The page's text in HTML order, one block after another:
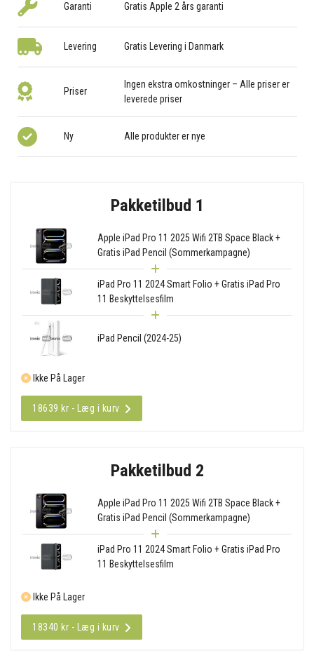
Garanti Gratis Apple 2 års garanti
Levering Gratis Levering i Danmark
Priser
Ingen ekstra omkostninger – Alle priser er
leverede priser
Ny Alle produkter er nye
Pakketilbud 1
Apple iPad Pro 11 2025 Wifi 2TB Space Black +
Gratis iPad Pencil (Sommerkampagne)
iPad Pro 11 2024 Smart Folio + Gratis iPad Pro
11 Beskyttelsesfilm
iPad Pencil (2024-25)
Ikke På Lager
18639 kr - Læg i kurv
Pakketilbud 2
Apple iPad Pro 11 2025 Wifi 2TB Space Black +
Gratis iPad Pencil (Sommerkampagne)
iPad Pro 11 2024 Smart Folio + Gratis iPad Pro
11 Beskyttelsesfilm
Ikke På Lager
18340 kr - Læg i kurv